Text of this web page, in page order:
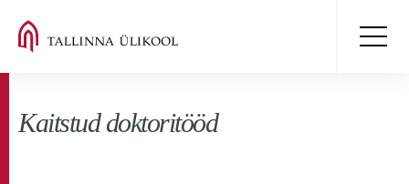
Kaitstud doktoritööd